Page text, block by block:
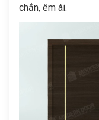
chắn, êm ái.